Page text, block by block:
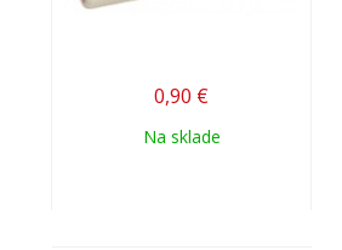
0,90 €
Na sklade